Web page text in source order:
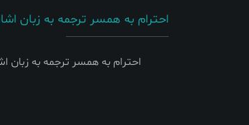
احترام به همسر ترجمه به زبان
احترام به همسر ترجمه به زبان